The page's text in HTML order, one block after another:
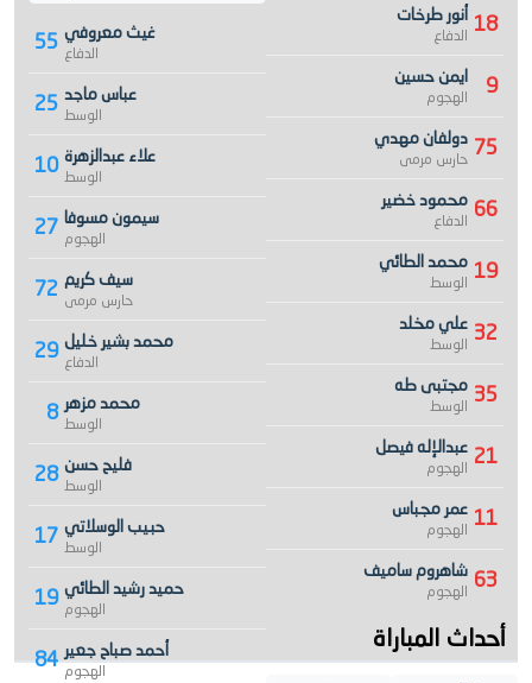
55 غيث معروفي
الدفاع
25 عباس ماجد
الوسط
10 علاء عبدالزهرة
الوسط
27 سيمون مسوفا
الهجوم
72 سيف كريم
حارس مرمى
29 محمد بشير خليل
الدفاع
8 محمد مزهر
الوسط
28 فليح حسن
الوسط
17 حبيب الوسلاتي
الوسط
19 حميد رشيد الطائي
الهجوم
84 أحمد صباح جعير
الهجوم
18 أنور طرخات
الدفاع
9 ايمن حسين
الهجوم
75 دولفان مهدي
حارس مرمى
66 محمود خضير
الدفاع
19 محمد الطائي
الوسط
32 علي مخلد
الوسط
35 مجتبى طه
الوسط
21 عبدالإله فيصل
الهجوم
11 عمر مجباس
الهجوم
63 شاهروم ساميف
الهجوم
أحداث المباراة